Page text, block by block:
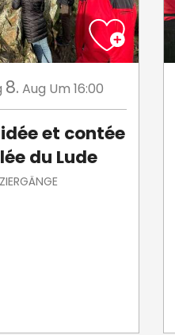
8. Aug Um 16:00
et contée
du Lude